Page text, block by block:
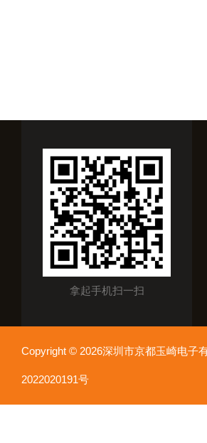
拿起手机扫一扫
Copyright © 2026深圳市京都玉崎电
2022020191号